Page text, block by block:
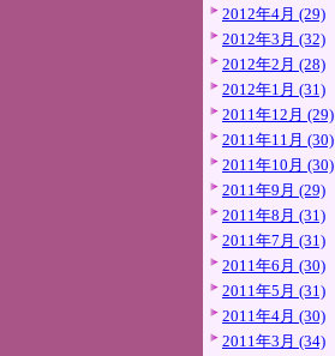
2012年4月 (29)
2012年3月 (32)
2012年2月 (28)
2012年1月 (31)
2011年12月 (29)
2011年11月 (30)
2011年10月 (30)
2011年9月 (29)
2011年8月 (31)
2011年7月 (31)
2011年6月 (30)
2011年5月 (31)
2011年4月 (30)
2011年3月 (34)